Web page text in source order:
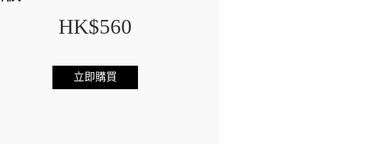
HK$560
立即購買